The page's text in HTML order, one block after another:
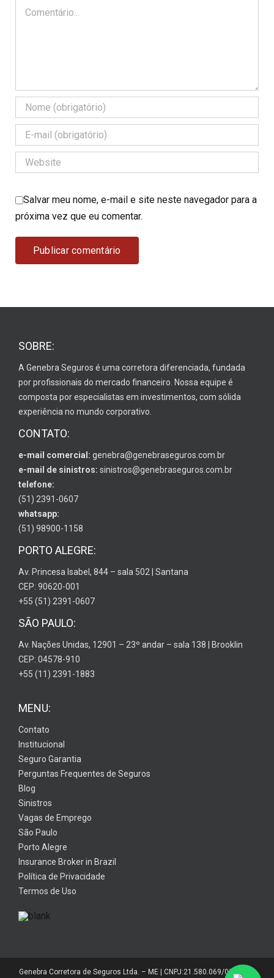
Comentário
Salvar meu nome, e-mail e site neste navegador para a
próxima vez que eu comentar.
SOBRE:
A Genebra Seguros é uma corretora diferenciada, fundada
por profissionais do mercado financeiro. Nossa equipe é
composta por especialistas em investimentos, com sólida
experiência no mundo corporativo.
CONTATO:
e-mail comercial: genebra@genebraseguros.com.br
e-mail de sinistros: sinistros@genebraseguros.com.br
telefone:
(51) 2391-0607
whatsapp:
(51) 98900-1158
PORTO ALEGRE:
Av. Princesa Isabel, 844 – sala 502 | Santana
CEP: 90620-001
+55 (51) 2391-0607
SÃO PAULO:
Av. Nações Unidas, 12901 – 23º andar – sala 138 | Brooklin
CEP: 04578-910
+55 (11) 2391-1883
MENU:
Contato
Institucional
Seguro Garantia
Perguntas Frequentes de Seguros
Blog
Sinistros
Vagas de Emprego
São Paulo
Porto Alegre
Insurance Broker in Brazil
Política de Privacidade
Termos de Uso
Genebra Corretora de Seguros Ltda. – ME | CNPJ:21.580.069/0001-01 |